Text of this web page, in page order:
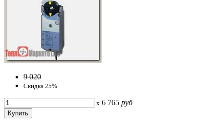
9 020
Скидка 25%
x 6 765 руб